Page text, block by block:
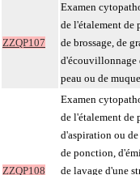
ZZQP107
Examen
de l'étalement de
de brossage, de
d'écouvillonnage
peau ou de
ZZQP108
Examen
de l'étalement de
d'aspiration ou
de ponction,
de lavage d'une